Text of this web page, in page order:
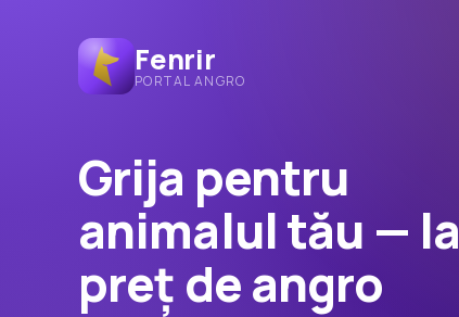
Fenrir
PORTAL ANGRO
Grija pentru
animalul tău — la
preț de angro